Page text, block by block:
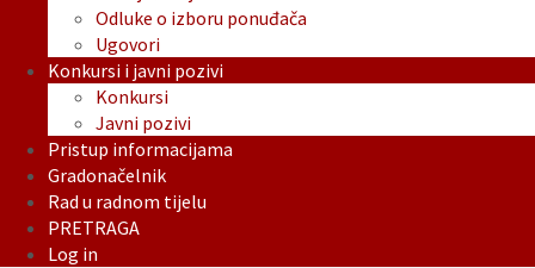
Odluke o izboru ponuđača
Ugovori
Konkursi i javni pozivi
Konkursi
Javni pozivi
Pristup informacijama
Gradonačelnik
Rad u radnom tijelu
PRETRAGA
Log in